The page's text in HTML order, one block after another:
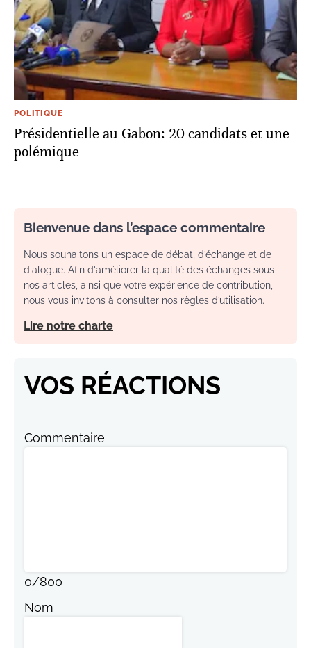
POLITIQUE
Présidentielle au Gabon: 20 candidats et une
polémique
Bienvenue dans l’espace commentaire
Nous souhaitons un espace de débat, d’échange et de
dialogue. Afin d'améliorer la qualité des échanges sous
nos articles, ainsi que votre expérience de contribution,
nous vous invitons à consulter nos règles d’utilisation.
Lire notre charte
VOS RÉACTIONS
Commentaire
0/800
Nom